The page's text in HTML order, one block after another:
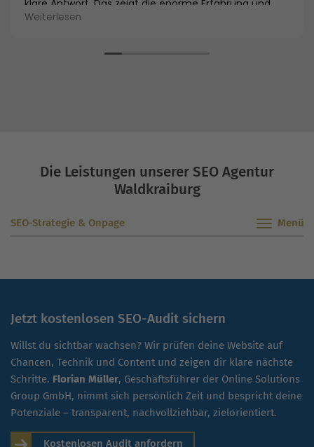
klare Antwort. Das zeigt die enorme Erfahrung und
Expertise im Vergleich zu anderen Agenturen. Die
getroffen zu haben.“
Weiterlesen
Die Leistungen unserer SEO Agentur
Waldkraiburg
SEO-Strategie & Onpage
Jetzt kostenlosen SEO-Audit sichern
Willst du sichtbar wachsen? Wir prüfen deine Website auf
Chancen, Technik und Content und zeigen dir klare nächste
Schritte. Florian Müller, Geschäftsführer der Online Solutions
Group GmbH, nimmt sich persönlich Zeit und bespricht deine
Potenziale – transparent, nachvollziehbar, zielorientiert.
Kostenlosen Audit anfordern